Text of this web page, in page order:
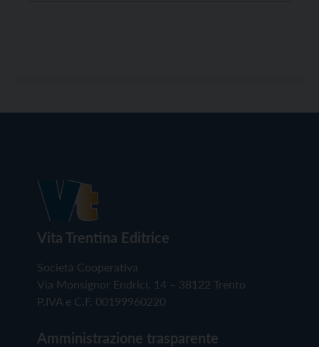
Vita Trentina Editrice
Società Cooperativa
Via Monsignor Endrici, 14 – 38122 Trento
P.IVA e C.F. 00199960220
Amministrazione trasparente